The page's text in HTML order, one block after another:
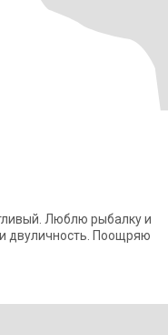
Люблю рыбалку и
двуличность. Поощряю